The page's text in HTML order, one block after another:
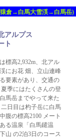
→白馬大雪渓→白馬岳)
アルプス
ト
標高2,932m、北アル
にお花 畑、立山連峰
要素があり、交通の
季にはたくさんの登
馬岳までやって来た
日目は杓子岳に白馬
腹の標高2100 メート
る温泉「白馬鑓温
山 の2泊3日のコース